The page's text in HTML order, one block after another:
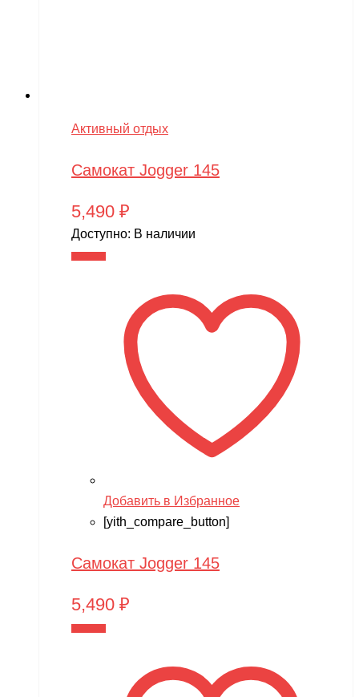
Активный отдых
Самокат Jogger 145
5,490 ₽
Доступно: В наличии
Добавить в Избранное
[yith_compare_button]
Самокат Jogger 145
5,490 ₽